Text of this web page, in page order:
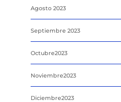
Agosto 2023
Septiembre 2023
Octubre2023
Noviembre2023
Diciembre2023